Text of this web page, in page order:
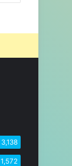
3,138
1,572